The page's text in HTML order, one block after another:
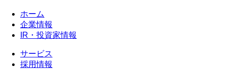
ホーム
企業情報
IR・投資家情報
サービス
採用情報